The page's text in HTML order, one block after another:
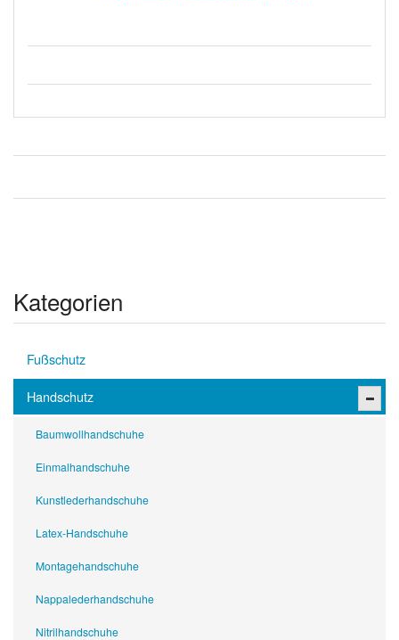
Kategorien
Fußschutz
Handschutz
Baumwollhandschuhe
Einmalhandschuhe
Kunstlederhandschuhe
Latex-Handschuhe
Montagehandschuhe
Nappalederhandschuhe
Nitrilhandschuhe